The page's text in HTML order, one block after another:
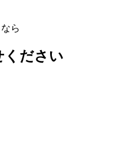
ら
ください